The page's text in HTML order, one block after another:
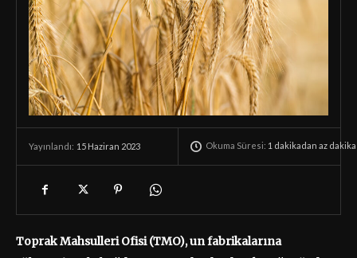
Yayınlandı: 15 Haziran 2023 Okuma Süresi: 1 dakikadan az dakika
Toprak Mahsulleri Ofisi (TMO), un fabrikalarına